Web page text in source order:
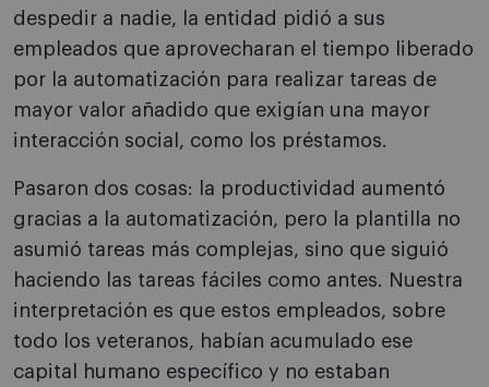
despedir a nadie, la entidad pidió a sus
empleados que aprovecharan el tiempo liberado
por la automatización para realizar tareas de
mayor valor añadido que exigían una mayor
interacción social, como los préstamos.
Pasaron dos cosas: la productividad aumentó
gracias a la automatización, pero la plantilla no
asumió tareas más complejas, sino que siguió
haciendo las tareas fáciles como antes. Nuestra
interpretación es que estos empleados, sobre
todo los veteranos, habían acumulado ese
capital humano específico y no estaban